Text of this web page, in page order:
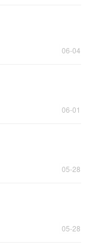
06-04
06-01
05-28
05-28